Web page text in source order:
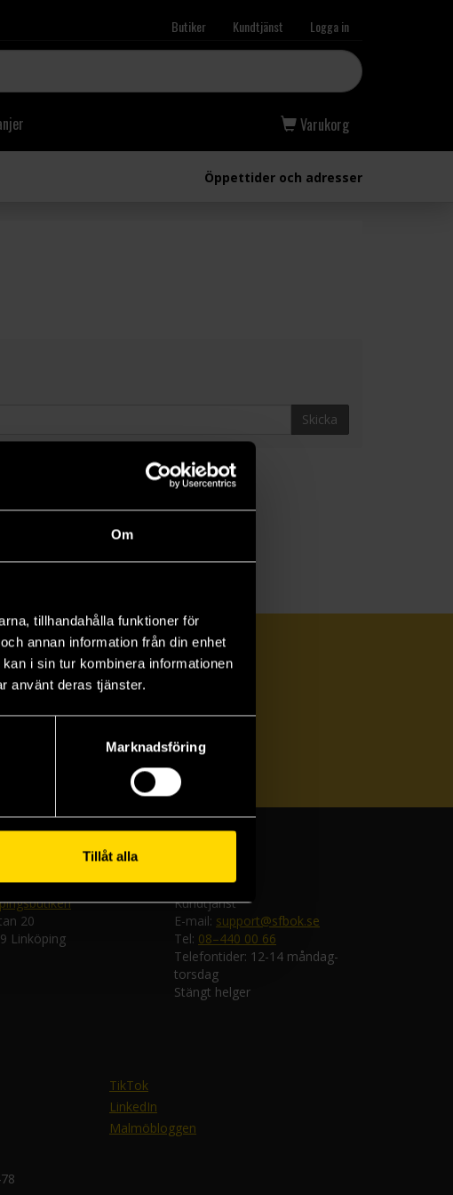
Om
tillhandahålla funktioner för
annan information från din enhet
i sin tur kombinera informationen
använt deras tjänster.
Marknadsföring
Tillåt alla
Butiker Kundtjänst Logga in
Varukorg
Öppettider och adresser
Skicka
20
Linköping
Kundtjänst
E-mail: support@sfbok.se
Tel: 08–440 00 66
Telefontider: 12-14 måndag-
torsdag
Stängt helger
TikTok
LinkedIn
Malmöbloggen